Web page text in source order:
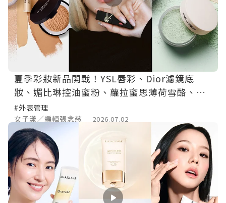
夏季彩妝新品開戰！YSL唇彩、Dior濾鏡底
妝、媚比琳控油蜜粉、蘿拉蜜思薄荷雪酪、
bareMinerals純淨礦物彩妝一次看
#外表管理
女子漾／編輯張念慈
2026.07.02